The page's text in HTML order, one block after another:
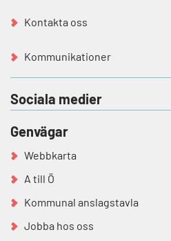
Kontakta oss
Kommunikationer
Sociala medier
Genvägar
Webbkarta
A till Ö
Kommunal anslagstavla
Jobba hos oss